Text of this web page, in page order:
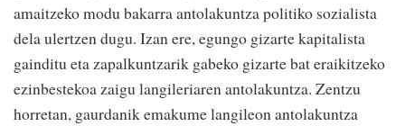
amaitzeko modu bakarra antolakuntza politiko sozialista
dela ulertzen dugu. Izan ere, egungo gizarte kapitalista
gainditu eta zapalkuntzarik gabeko gizarte bat eraikitzeko
ezinbestekoa zaigu langileriaren antolakuntza. Zentzu
horretan, gaurdanik emakume langileon antolakuntza